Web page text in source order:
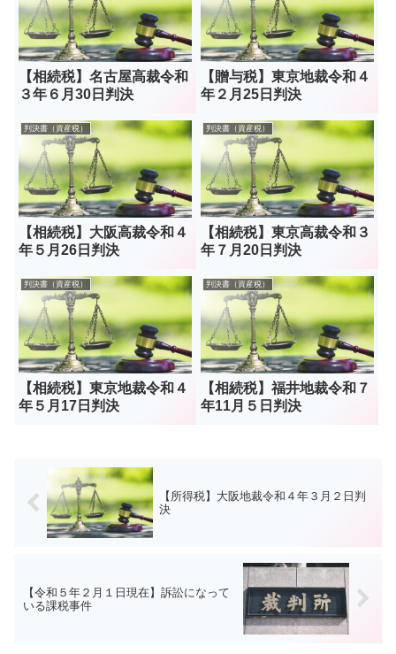
【相続税】名古屋高裁令和
３年６月30日判決
【贈与税】東京地裁令和４
年２月25日判決
判決書（資産税）
【相続税】大阪高裁令和４
年５月26日判決
判決書（資産税）
【相続税】東京高裁令和３
年７月20日判決
判決書（資産税）
【相続税】東京地裁令和４
年５月17日判決
判決書（資産税）
【相続税】福井地裁令和７
年11月５日判決
【所得税】大阪地裁令和４年３月２日判
決
【令和５年２月１日現在】訴訟になって
いる課税事件